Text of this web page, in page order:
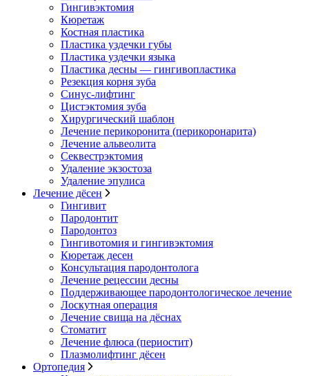
Гингивэктомия
Кюретаж
Костная пластика
Пластика уздечки губы
Пластика уздечки языка
Пластика десны — гингивопластика
Резекция корня зуба
Синус-лифтинг
Цистэктомия зуба
Хирургический шаблон
Лечение перикоронита (перикоронарита)
Лечение альвеолита
Секвестрэктомия
Удаление экзостоза
Удаление эпулиса
Лечение дёсен
Гингивит
Пародонтит
Пародонтоз
Гингивотомия и гингивэктомия
Кюретаж десен
Консультация пародонтолога
Лечение рецессии десны
Поддерживающее пародонтологическое лечение
Лоскутная операция
Лечение свища на дёснах
Стоматит
Лечение флюса (периостит)
Плазмолифтинг дёсен
Ортопедия